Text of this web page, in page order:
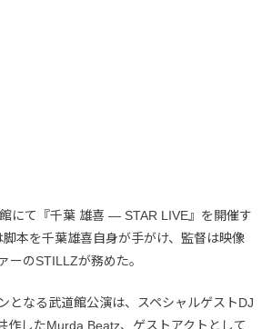
にて『千葉 雄喜 ― STAR LIVE』を開催す
本を千葉雄喜自身が手がけ、監督は映像
ーのSTILLZが務めた。
となる武道館公演は、スペシャルゲストDJ
作したMurda Beatz、ゲストアクトとして